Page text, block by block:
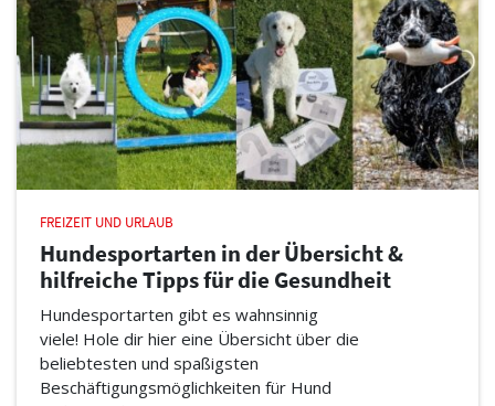
FREIZEIT UND URLAUB
Hundesportarten in der Übersicht &
hilfreiche Tipps für die Gesundheit
Hundesportarten gibt es wahnsinnig
viele! Hole dir hier eine Übersicht über die
beliebtesten und spaßigsten
Beschäftigungsmöglichkeiten für Hund